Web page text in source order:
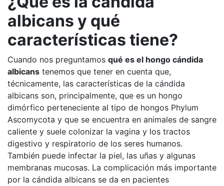
albicans y qué
características tiene?
Cuando nos preguntamos qué es el hongo cándida
albicans tenemos que tener en cuenta que,
técnicamente, las características de la cándida
albicans son, principalmente, que es un hongo
dimórfico perteneciente al tipo de hongos Phylum
Ascomycota y que se encuentra en animales de sangre
caliente y suele colonizar la vagina y los tractos
digestivo y respiratorio de los seres humanos.
También puede infectar la piel, las uñas y algunas
membranas mucosas. La complicación más importante
por la cándida albicans se da en pacientes